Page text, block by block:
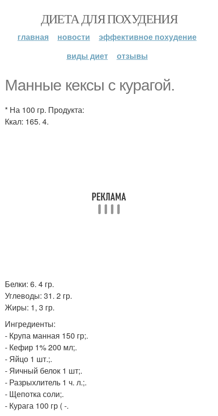
ДИЕТА ДЛЯ ПОХУДЕНИЯ
главная новости
эффективное похудение
виды диет
отзывы
Манные кексы с курагой.
* На 100 гр. Продукта:
Ккал: 165. 4.
Белки: 6. 4 гр.
Углеводы: 31. 2 гр.
Жиры: 1, 3 гр.
Ингредиенты:
- Крупа манная 150 гр;.
- Кефир 1% 200 мл;.
- Яйцо 1 шт.;.
- Яичный белок 1 шт;.
- Разрыхлитель 1 ч. л.;.
- Щепотка соли;.
- Курага 100 гр ( -.